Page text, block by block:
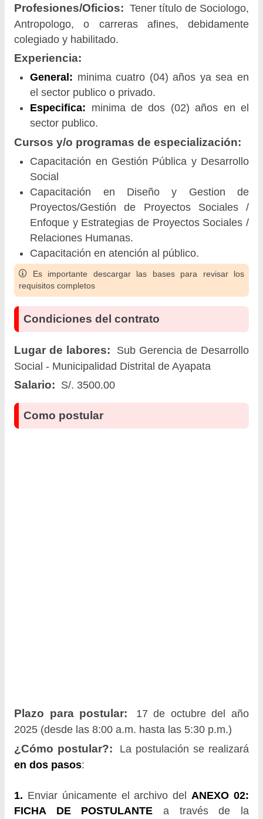
Profesiones/Oficios: Tener título de Sociologo,
Antropologo, o carreras afines, debidamente
colegiado y habilitado.
Experiencia:
General: minima cuatro (04) años ya sea en
el sector publico o privado.
Especifica: minima de dos (02) años en el
sector publico.
Cursos y/o programas de especialización:
Capacitación en Gestión Pública y Desarrollo
Social
Capacitación en Diseño y Gestion de
Proyectos/Gestión de Proyectos Sociales /
Enfoque y Estrategias de Proyectos Sociales /
Relaciones Humanas.
Capacitación en atención al público.
Es importante descargar las bases para revisar los
requisitos completos
Condiciones del contrato
Lugar de labores:
Sub Gerencia de Desarrollo
Social - Municipalidad Distrital de Ayapata
Salario: S/. 3500.00
Como postular
Plazo para postular:
17 de octubre del año
2025 (desde las 8:00 a.m. hasta las 5:30 p.m.)
¿Cómo postular?:
La postulación se realizará
en dos pasos:
1. Enviar únicamente el archivo del ANEXO 02:
FICHA DE POSTULANTE a través de la